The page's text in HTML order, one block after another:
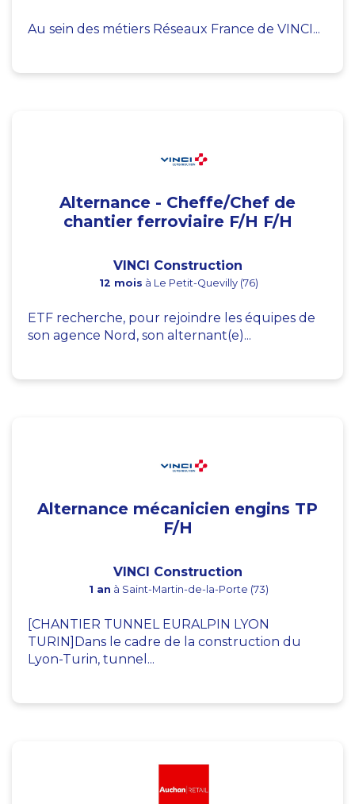
Au sein des métiers Réseaux France de VINCI...
Alternance - Cheffe/Chef de
chantier ferroviaire F/H F/H
VINCI Construction
12 mois à Le Petit-Quevilly (76)
ETF recherche, pour rejoindre les équipes de
son agence Nord, son alternant(e)...
Alternance mécanicien engins TP
F/H
VINCI Construction
1 an à Saint-Martin-de-la-Porte (73)
[CHANTIER TUNNEL EURALPIN LYON
TURIN]Dans le cadre de la construction du
Lyon-Turin, tunnel...